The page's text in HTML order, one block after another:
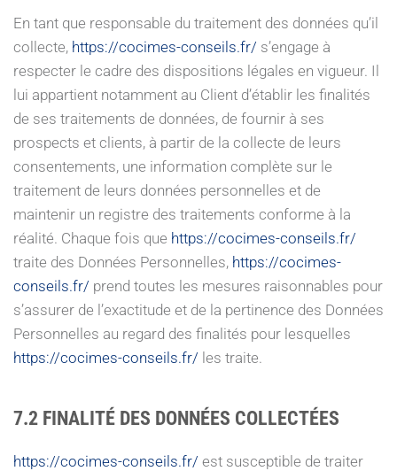
En tant que responsable du traitement des données qu’il
collecte, https://cocimes-conseils.fr/ s’engage à
respecter le cadre des dispositions légales en vigueur. Il
lui appartient notamment au Client d’établir les finalités
de ses traitements de données, de fournir à ses
prospects et clients, à partir de la collecte de leurs
consentements, une information complète sur le
traitement de leurs données personnelles et de
maintenir un registre des traitements conforme à la
réalité. Chaque fois que https://cocimes-conseils.fr/
traite des Données Personnelles, https://cocimes-
conseils.fr/ prend toutes les mesures raisonnables pour
s’assurer de l’exactitude et de la pertinence des Données
Personnelles au regard des finalités pour lesquelles
https://cocimes-conseils.fr/ les traite.
7.2 FINALITÉ DES DONNÉES COLLECTÉES
https://cocimes-conseils.fr/ est susceptible de traiter